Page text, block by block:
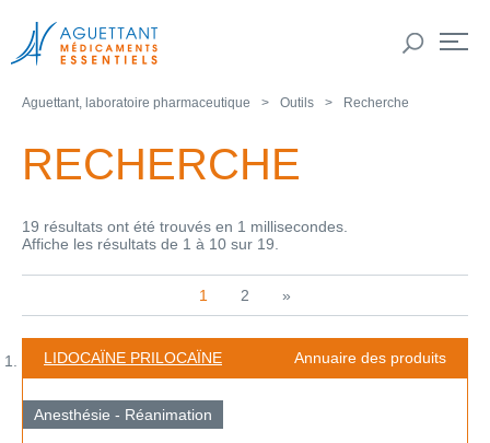
Aguettant, laboratoire pharmaceutique Outils Recherche
RECHERCHE
19 résultats ont été trouvés en 1 millisecondes.
Affiche les résultats de 1 à 10 sur 19.
1 2 »
LIDOCAÏNE PRILOCAÏNE Annuaire des produits
Anesthésie - Réanimation